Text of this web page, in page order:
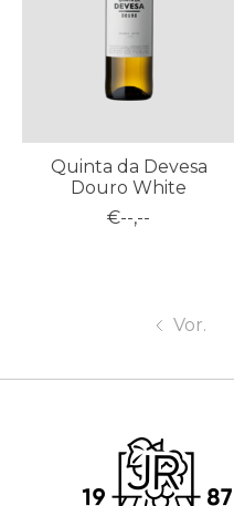
Quinta da Devesa
Douro White
€--,--
Vor.